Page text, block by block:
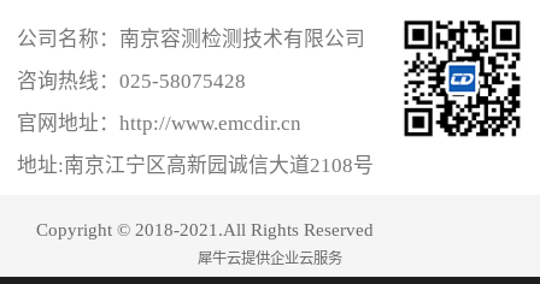
公司名称：南京容测检测技术有限公司
咨询热线： 025-58075428
官网地址：http://www.emcdir.cn
地址:南京江宁区高新园诚信大道2108号
Copyright © 2018-2021.All Rights Reserved
犀牛云提供企业云服务